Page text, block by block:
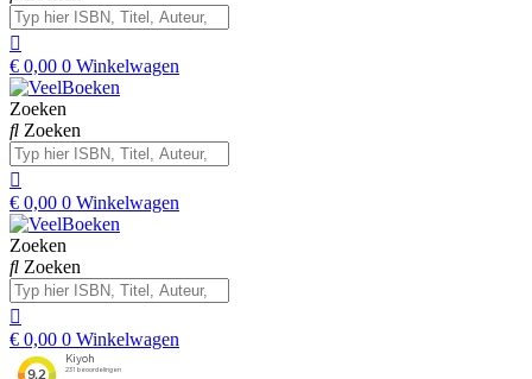
€ 0,00 0 Winkelwagen
Zoeken
Zoeken
€ 0,00 0 Winkelwagen
Zoeken
Zoeken
€ 0,00 0 Winkelwagen